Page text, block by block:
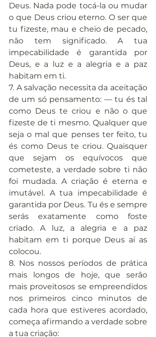
Deus. Nada pode tocá-la ou mudar
o que Deus criou eterno. O ser que
tu fizeste, mau e cheio de pecado,
não tem significado. A tua
impecabilidade é garantida por
Deus, e a luz e a alegria e a paz
habitam em ti.
7. A salvação necessita da aceitação
de um só pensamento: — tu és tal
como Deus te criou e não o que
fizeste de ti mesmo. Qualquer que
seja o mal que penses ter feito, tu
és como Deus te criou. Quaisquer
que sejam os equívocos que
cometeste, a verdade sobre ti não
foi mudada. A criação é eterna e
imutável. A tua impecabilidade é
garantida por Deus. Tu és e sempre
serás exatamente como foste
criado. A luz, a alegria e a paz
habitam em ti porque Deus aí as
colocou.
8. Nos nossos períodos de prática
mais longos de hoje, que serão
mais proveitosos se empreendidos
nos primeiros cinco minutos de
cada hora que estiveres acordado,
começa afirmando a verdade sobre
a tua criação: